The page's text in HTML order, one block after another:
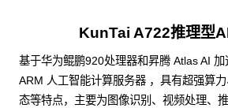
KunTai A722推理型
基于华为鲲鹏920处理器和昇腾 Atlas AI
ARM 人工智能计算服务器 ，具有超强算
态等特点，主要为图像识别、视频处理、